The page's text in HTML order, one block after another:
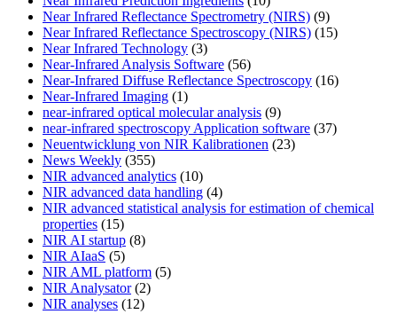
Near Infrared Reflectance Spectrometry (NIRS) (9)
Near Infrared Reflectance Spectroscopy (NIRS) (15)
Near Infrared Technology (3)
Near-Infrared Analysis Software (56)
Near-Infrared Diffuse Reflectance Spectroscopy (16)
Near-Infrared Imaging (1)
near-infrared optical molecular analysis (9)
near-infrared spectroscopy Application software (37)
Neuentwicklung von NIR Kalibrationen (23)
News Weekly (355)
NIR advanced analytics (10)
NIR advanced data handling (4)
NIR advanced statistical analysis for estimation of chemical
properties (15)
NIR AI startup (8)
NIR AIaaS (5)
NIR AML platform (5)
NIR Analysator(2)
NIR analyses (12)